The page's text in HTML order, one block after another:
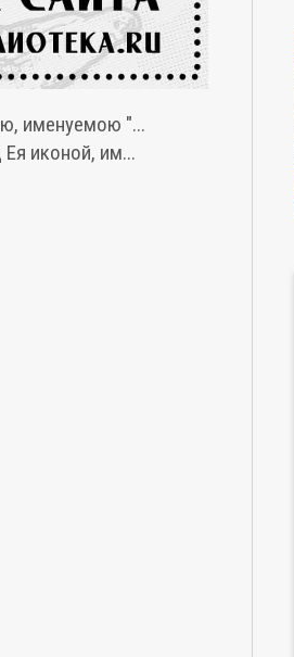
именуемою "...
иконой, им...